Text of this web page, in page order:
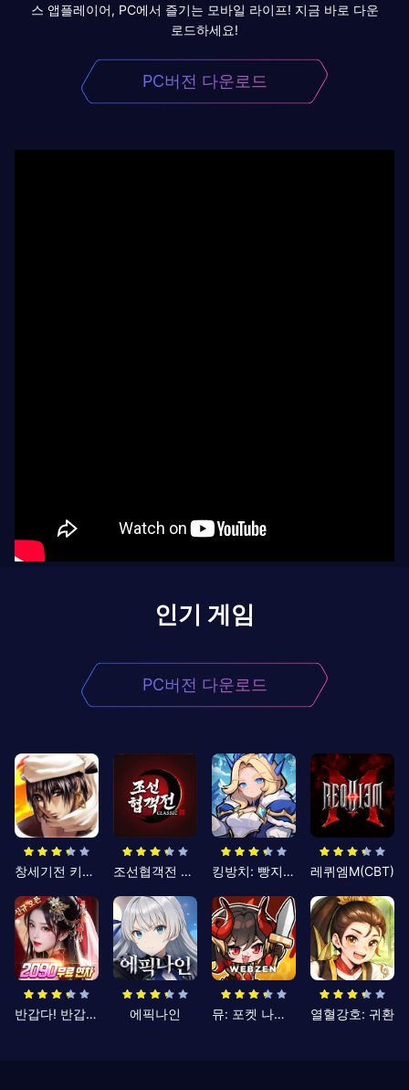
스 앱플레이어, PC에서 즐기는 모바일 라이프! 지금 바로 다운
로드하세요!
PC버전 다운로드
인기 게임
PC버전 다운로드
창세기전 키우기 조선협객전 클래식 킹방치: 빵지의 제왕 레퀴엠M(CBT)
반갑다! 반갑삼국지 에픽나인 뮤: 포켓 나이츠 열혈강호: 귀환